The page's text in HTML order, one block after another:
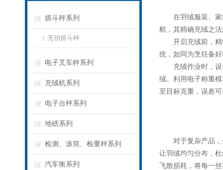
抓斗秤系列
无功抓斗秤
电子叉车秤系列
充绒机系列
电子台秤系列
地磅系列
检测、滚筒、检重秤系列
汽车衡系列
在羽绒服装、家
航，其精确充绒之
开启充绒前，精细
统，如同为烹饪备
充绒作业时，设备
绒。利用电子称重
至目标克重，误差
对于复杂产品，分
让羽绒均匀分布，
飞散损耗，将每一